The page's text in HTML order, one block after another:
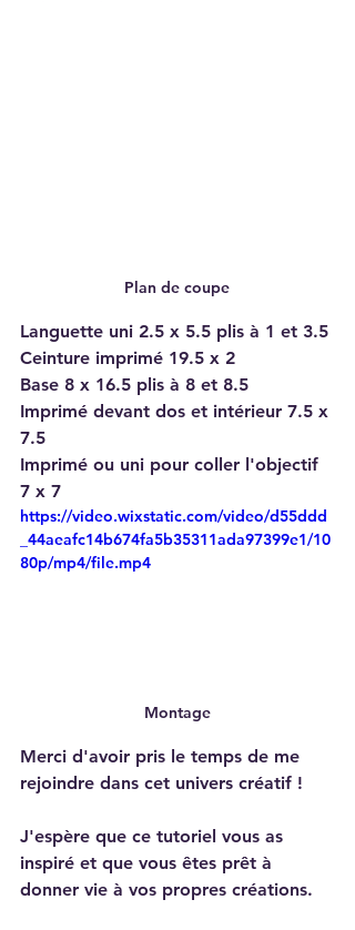
Plan de coupe
Languette uni 2.5 x 5.5 plis à 1 et 3.5
Ceinture imprimé 19.5 x 2
Base 8 x 16.5 plis à 8 et 8.5
Imprimé devant dos et intérieur 7.5 x
7.5
Imprimé ou uni pour coller l'objectif
7 x 7
https://video.wixstatic.com/video/d55ddd
_44aeafc14b674fa5b35311ada97399e1/10
80p/mp4/file.mp4
Montage
Merci d'avoir pris le temps de me
rejoindre dans cet univers créatif !
J'espère que ce tutoriel vous as
inspiré et que vous êtes prêt à
donner vie à vos propres créations.